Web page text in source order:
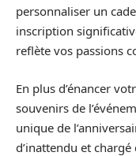
personnaliser un
inscription
reflète vos passions
En plus d’énancer
souvenirs de
unique de
d’inattendu et